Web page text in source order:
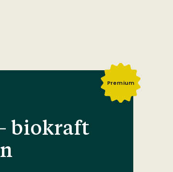
Premium
biokraft